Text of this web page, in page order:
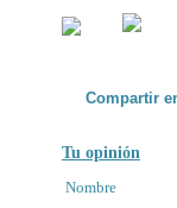
Compartir
Tu opinión
Nombre